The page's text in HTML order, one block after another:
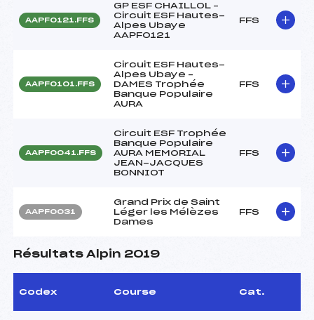
AAPF0121.FFS
GP ESF CHAILLOL –
Circuit ESF Hautes-
Alpes Ubaye
AAPF0121
FFS
AAPF0101.FFS
Circuit ESF Hautes-
Alpes Ubaye –
DAMES Trophée
Banque Populaire
AURA
FFS
AAPF0041.FFS
Circuit ESF Trophée
Banque Populaire
AURA MEMORIAL
JEAN-JACQUES
BONNIOT
FFS
AAPF0031
Grand Prix de Saint
Léger les Mélèzes
Dames
FFS
Résultats Alpin 2019
Codex Course Cat.